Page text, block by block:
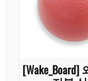
[Wake_Board]